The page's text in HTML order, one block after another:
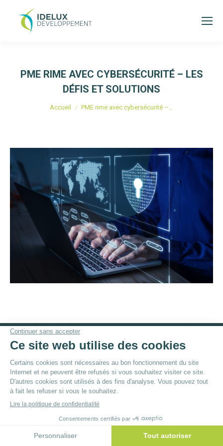
PME RIME AVEC CYBERSÉCURITÉ – LES
DÉFIS ET SOLUTIONS
Vous êtes ici :
Accueil PME rime avec cybersécurité –…
Menu du bas